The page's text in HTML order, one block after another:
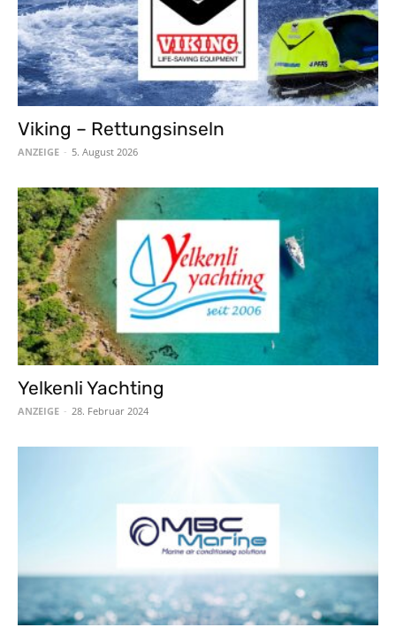
Viking – Rettungsinseln
ANZEIGE - 5. August 2026
Yelkenli Yachting
ANZEIGE - 28. Februar 2024